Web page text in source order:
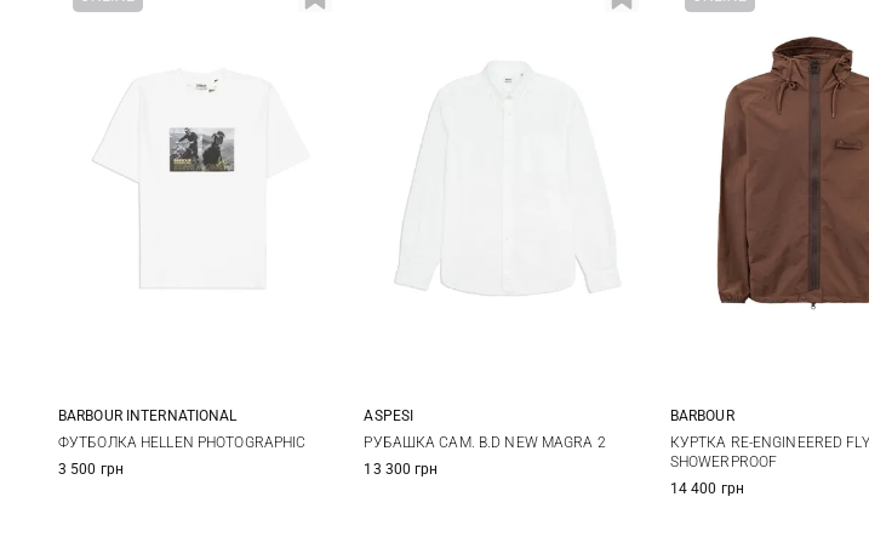
S M L XL
BARBOUR INTERNATIONAL
ФУТБОЛКА HELLEN PHOTOGRAPHIC
3 500 грн
40 41 42
ASPESI
РУБАШКА CAM. B.D NEW MAGRA 2
13 300 грн
S M L
XXL
BARBOUR
КУРТКА RE-ENGINEERED
SHOWERPROOF
14 400 грн